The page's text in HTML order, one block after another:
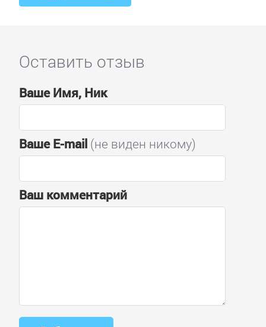
Оставить отзыв
Ваше Имя, Ник
Ваше E-mail(не виден никому)
Ваш комментарий